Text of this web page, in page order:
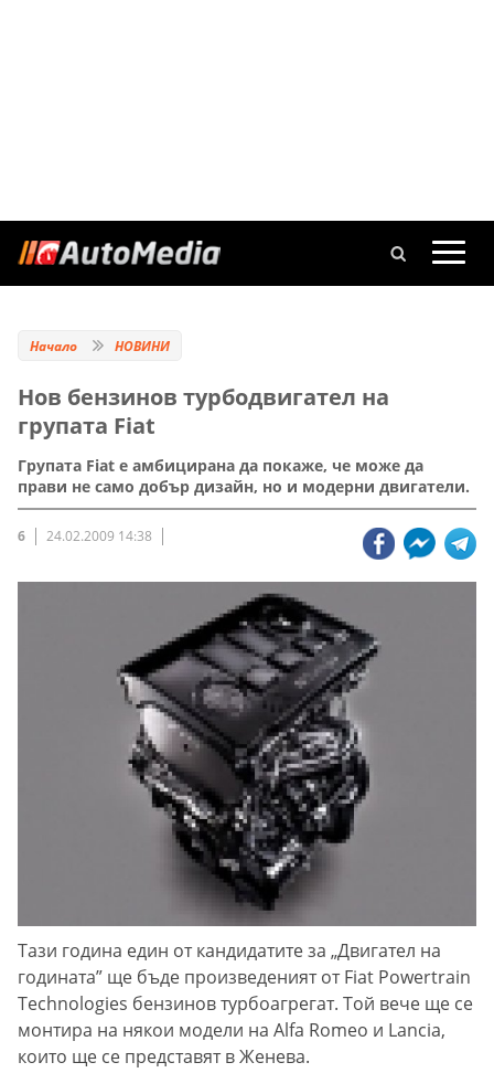
Начало НОВИНИ
Нов бензинов турбодвигател на
групата Fiat
Групата Fiat е амбицирана да покаже, че може да
прави не само добър дизайн, но и модерни двигатели.
6 24.02.2009 14:38
Тази година един от кандидатите за „Двигател на
годината” ще бъде произведеният от Fiat Powertrain
Technologies бензинов турбоагрегат. Той вече ще се
монтира на някои модели на Alfa Romeo и Lancia,
които ще се представят в Женева.